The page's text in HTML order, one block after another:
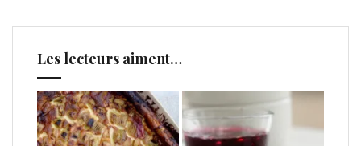
Les lecteurs aiment…